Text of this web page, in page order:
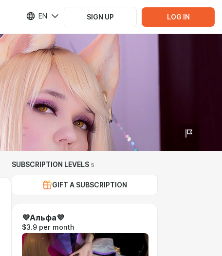
EN SIGN UP LOG IN
SUBSCRIPTION LEVELS 5
GIFT A SUBSCRIPTION
💜Альфа💜
$3.9 per month